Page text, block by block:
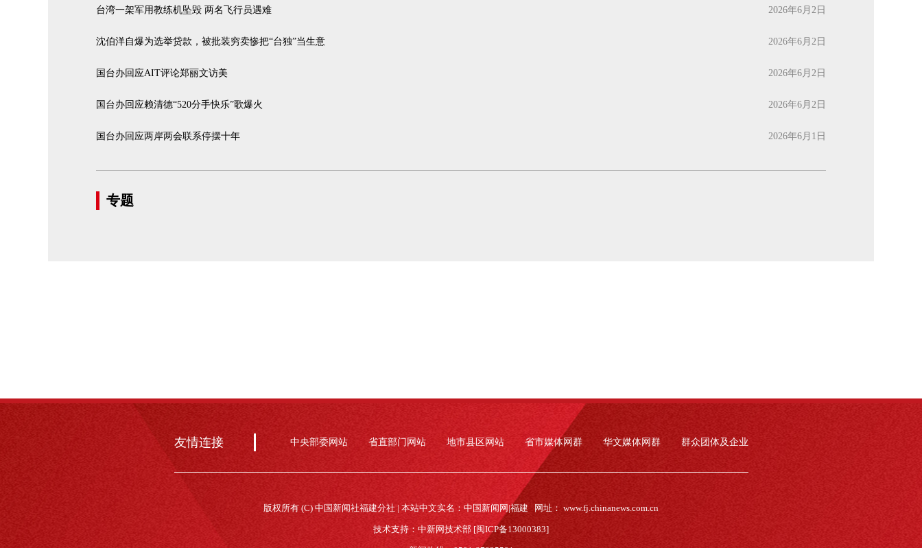
台湾一架军用教练机坠毁 两名飞行员遇难 2026年6月2日
沈伯洋自爆为选举贷款，被批装穷卖惨把“台独”当生意 2026年6月2日
国台办回应AIT评论郑丽文访美 2026年6月2日
国台办回应赖清德“520分手快乐”歌爆火 2026年6月2日
国台办回应两岸两会联系停摆十年 2026年6月1日
专题
友情连接 中央部委网站 省直部门网站 地市县区网站 省市媒体网群 华文媒体网群 群众团体及企业
版权所有 (C) 中国新闻社福建分社 | 本站中文实名：中国新闻网|福建 网址： www.fj.chinanews.com.cn
技术支持：中新网技术部 [闽ICP备13000383]